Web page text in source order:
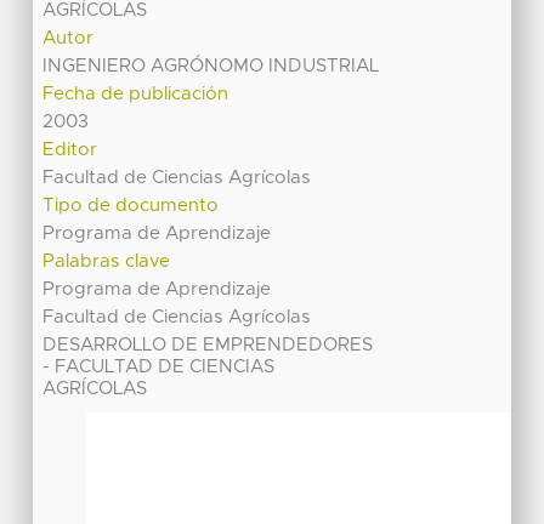
AGRÍCOLAS
Autor
INGENIERO AGRÓNOMO INDUSTRIAL
Fecha de publicación
2003
Editor
Facultad de Ciencias Agrícolas
Tipo de documento
Programa de Aprendizaje
Palabras clave
Programa de Aprendizaje
Facultad de Ciencias Agrícolas
DESARROLLO DE EMPRENDEDORES
- FACULTAD DE CIENCIAS
AGRÍCOLAS